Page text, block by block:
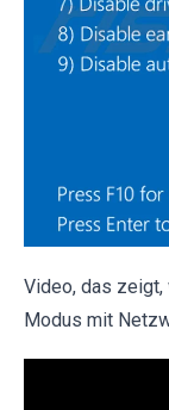
Video, das zeigt,
Modus mit